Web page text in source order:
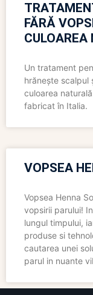
FĂRĂ
Un tratament
hrănește scalpul
culoarea
fabricat în Italia.
VOPSEA
Vopsea Henna
vopsirii parului!
lungul timpului,
produse si
cautarea unei
parul in nuante